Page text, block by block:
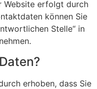
Website erfolgt durch
können Sie
Stelle“ in
erhoben, dass Sie